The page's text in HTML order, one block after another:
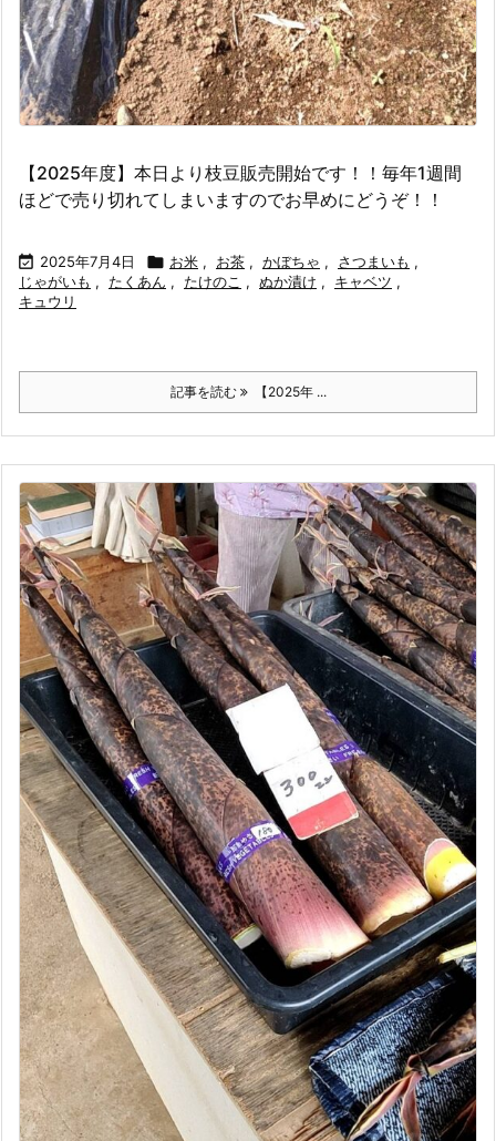
【2025年度】本日より枝豆販売開始です！！毎年1週間
ほどで売り切れてしまいますのでお早めにどうぞ！！
 2025年7月4日  お米 , お茶 , かぼちゃ , さつまいも ,
じゃがいも , たくあん , たけのこ , ぬか漬け , キャベツ ,
キュウリ
記事を読む 【2025年 ...